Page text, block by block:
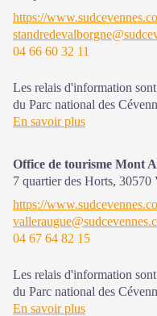
https://
04 66 60 32 11
Les relais d'information
du Parc national des
et la sensibilisation sur
En savoir plus
Office de tourisme Mont
7 quartier des Horts, 30570
https://
04 67 64 82 15
Les relais d'information
du Parc national des
et la sensibilisation sur
En savoir plus